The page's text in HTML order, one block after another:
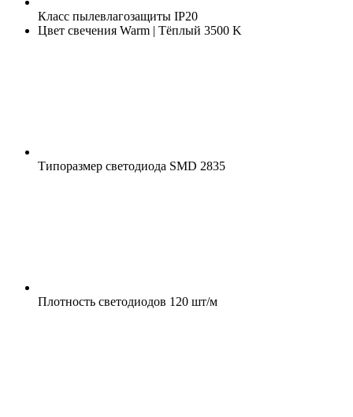
Класс пылевлагозащиты IP20
Цвет свечения Warm | Тёплый 3500 K
Типоразмер светодиода SMD 2835
Плотность светодиодов 120 шт/м